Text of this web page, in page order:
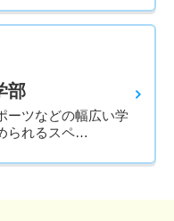
部
ーツなどの幅広い学
られるスペ…